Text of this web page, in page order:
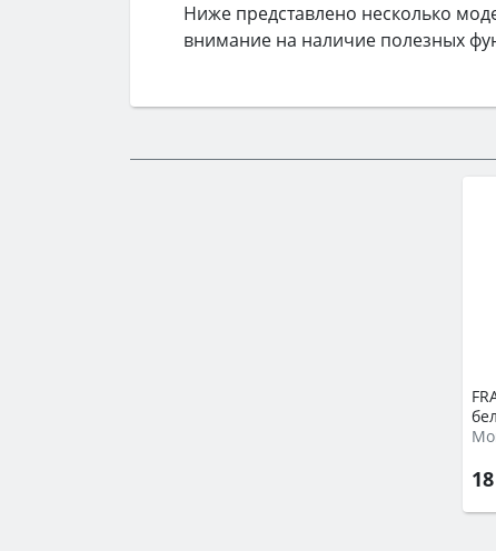
Ниже представлено несколько
внимание на наличие полезных